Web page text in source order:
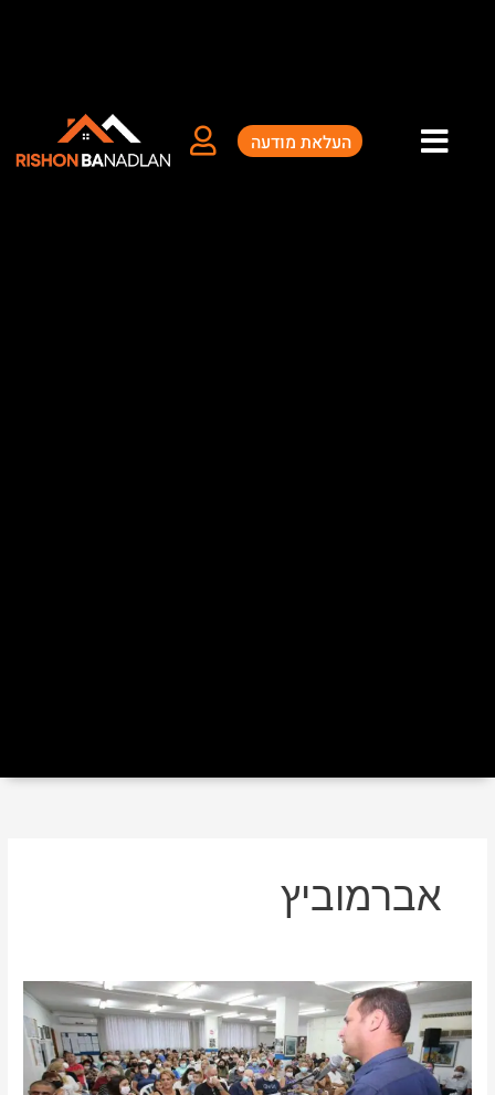
העלאת מודעה
אברמוביץ
העיר
במפגש
עם
תושבי